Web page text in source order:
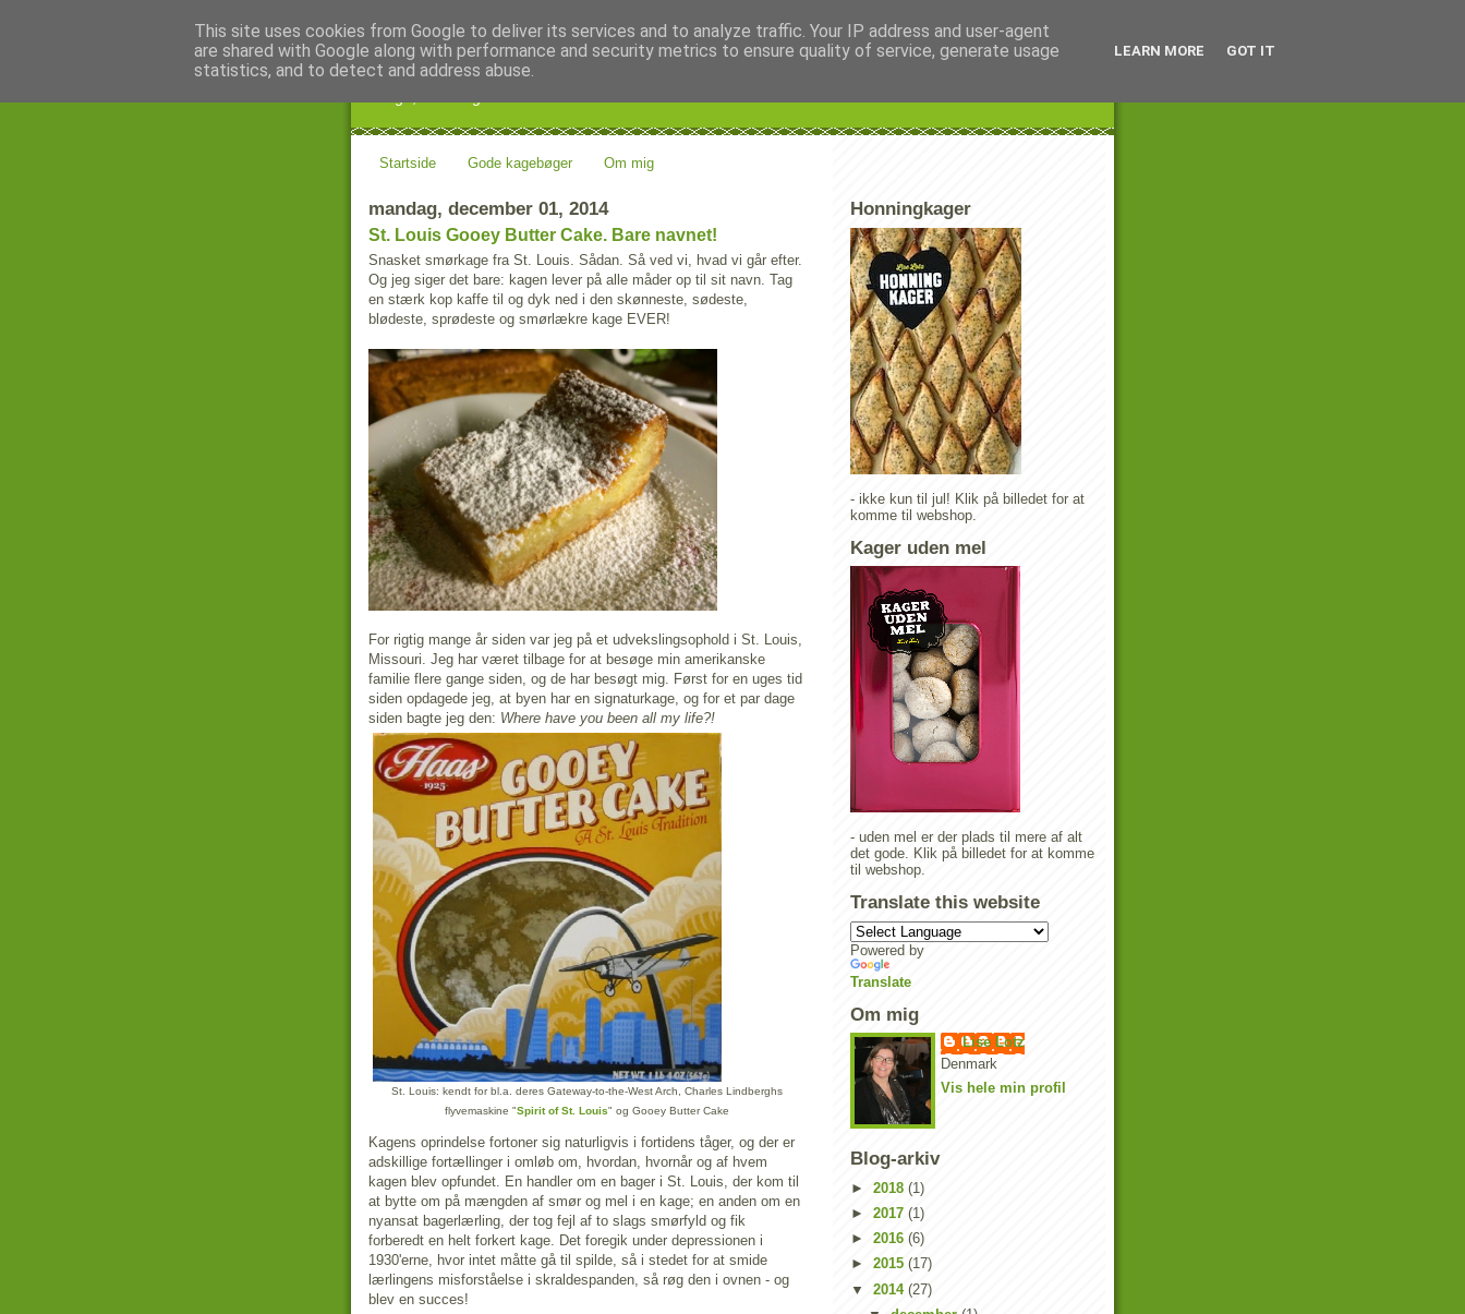
Kage! Kage! Kage!
Startside Gode kagebøger Om mig
mandag, december 01, 2014
St. Louis Gooey Butter Cake. Bare navnet!
Snasket smørkage fra St. Louis. Sådan. Så ved vi, hvad vi går efter.
Og jeg siger det bare: kagen lever på alle måder op til sit navn. Tag
en stærk kop kaffe til og dyk ned i den skønneste, sødeste,
blødeste, sprødeste og smørlækre kage EVER!
For rigtig mange år siden var jeg på et udvekslingsophold i St. Louis,
Missouri. Jeg har været tilbage for at besøge min amerikanske
familie flere gange siden, og de har besøgt mig. Først for en uges tid
siden opdagede jeg, at byen har en signaturkage, og for et par dage
siden bagte jeg den: Where have you been all my life?!
St. Louis: kendt for bl.a. deres Gateway-to-the-West Arch, Charles Lindberghs
flyvemaskine "Spirit of St. Louis" og Gooey Butter Cake
Kagens oprindelse fortoner sig naturligvis i fortidens tåger, og der er
adskillige fortællinger i omløb om, hvordan, hvornår og af hvem
kagen blev opfundet. En handler om en bager i St. Louis, der kom til
at bytte om på mængden af smør og mel i en kage; en anden om en
nyansat bagerlærling, der tog fejl af to slags smørfyld og fik
forberedt en helt forkert kage. Det foregik under depressionen i
1930'erne, hvor intet måtte gå til spilde, så i stedet for at smide
lærlingens misforståelse i skraldespanden, så røg den i ovnen - og
blev en succes!
Honningkager
- ikke kun til jul! Klik på billedet for at
komme til webshop.
Kager uden mel
- uden mel er der plads til mere af alt
det gode. Klik på billedet for at komme
til webshop.
Translate this website
Powered by
Translate
Om mig
Lise Lotz
Denmark
Vis hele min profil
Blog-arkiv
► 2018 (1)
► 2017 (1)
► 2016 (6)
► 2015 (17)
▼ 2014 (27)
This site uses cookies from Google to deliver its services and to analyze traffic. Your IP address and user-agent
are shared with Google along with performance and security metrics to ensure quality of service, generate usage
statistics, and to detect and address abuse.
LEARN MORE GOT IT